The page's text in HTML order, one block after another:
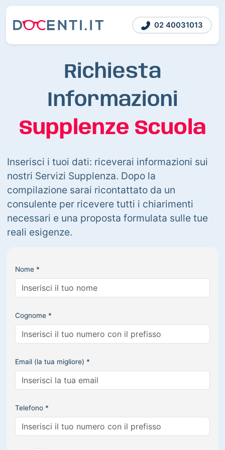
02 40031013
Richiesta
Informazioni
Supplenze Scuola
Inserisci i tuoi dati: riceverai informazioni sui
nostri Servizi Supplenza. Dopo la
compilazione sarai ricontattato da un
consulente per ricevere tutti i chiarimenti
necessari e una proposta formulata sulle tue
reali esigenze.
Nome *
Cognome *
Email (la tua migliore) *
Telefono *